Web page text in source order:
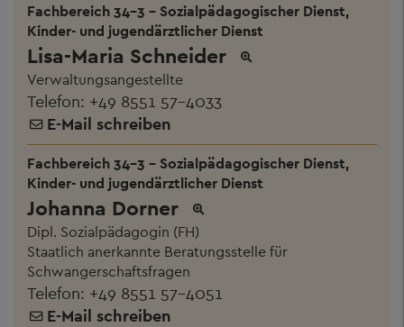
Fachbereich 34-3 - Sozialpädagogischer Dienst,
Kinder- und jugendärztlicher Dienst
Lisa-Maria Schneider
Verwaltungsangestellte
Telefon: +49 8551 57-4033
E-Mail schreiben
Fachbereich 34-3 - Sozialpädagogischer Dienst,
Kinder- und jugendärztlicher Dienst
Johanna Dorner
Dipl. Sozialpädagogin (FH)
Staatlich anerkannte Beratungsstelle für
Schwangerschaftsfragen
Telefon: +49 8551 57-4051
E-Mail schreiben